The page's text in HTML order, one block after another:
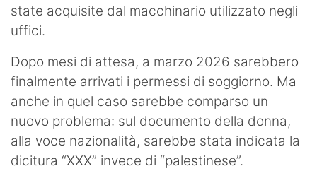
state acquisite dal macchinario utilizzato negli
uffici.
Dopo mesi di attesa, a marzo 2026 sarebbero
finalmente arrivati i permessi di soggiorno. Ma
anche in quel caso sarebbe comparso un
nuovo problema: sul documento della donna,
alla voce nazionalità, sarebbe stata indicata la
dicitura “XXX” invece di “palestinese”.